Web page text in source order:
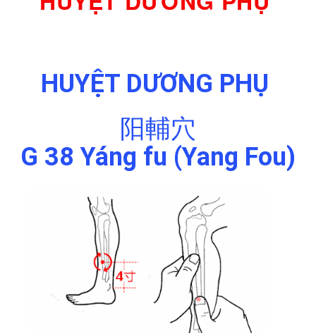
NET
HUYỆT DƯƠNG PHỤ
阳輔穴
G 38 Yáng fu (Yang Fou)